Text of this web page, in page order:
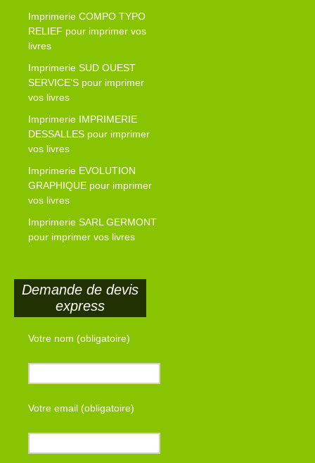
Imprimerie COMPO TYPO
RELIEF pour imprimer vos
livres
Imprimerie SUD OUEST
SERVICE’S pour imprimer
vos livres
Imprimerie IMPRIMERIE
DESSALLES pour imprimer
vos livres
Imprimerie EVOLUTION
GRAPHIQUE pour imprimer
vos livres
Imprimerie SARL GERMONT
pour imprimer vos livres
Demande de devis
express
Votre nom (obligatoire)
Votre email (obligatoire)